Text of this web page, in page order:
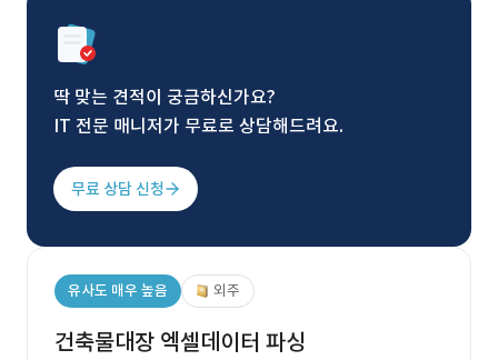
딱 맞는 견적이 궁금하신가요?
IT 전문 매니저가 무료로 상담해드려요.
무료 상담 신청
유사도 매우 높음 외주
건축물대장 엑셀데이터 파싱